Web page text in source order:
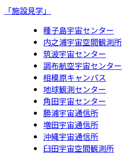
「施設見学」
種子島宇宙センター
内之浦宇宙空間観測所
筑波宇宙センター
調布航空宇宙センター
相模原キャンパス
地球観測センター
角田宇宙センター
勝浦宇宙通信所
増田宇宙通信所
沖縄宇宙通信所
臼田宇宙空間観測所